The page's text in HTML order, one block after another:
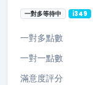
一對多等待中 i349
一對多點數
一對一點數
滿意度評分